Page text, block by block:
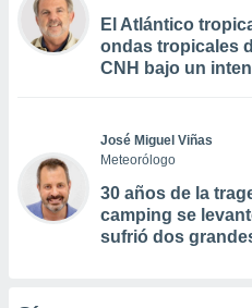
El Atlántico
ondas tropicales
CNH bajo un
José Miguel Viñas
Meteorólogo
30 años de la
camping se
sufrió dos